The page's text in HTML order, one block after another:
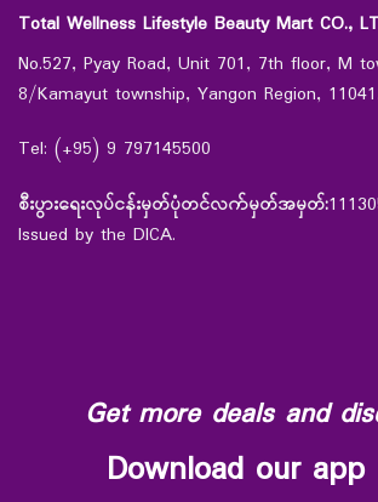
Total Wellness Lifestyle Beauty Mart CO.,
No.527, Pyay Road, Unit 701, 7th floor, M
8/Kamayut township, Yangon Region,
Tel: (+95) 9 797145500
စီးပွားရေးလုပ်ငန်းမှတ်ပုံတင်လက်မှတ်အမှတ်:
Issued by the DICA.
Get more deals and
Download our